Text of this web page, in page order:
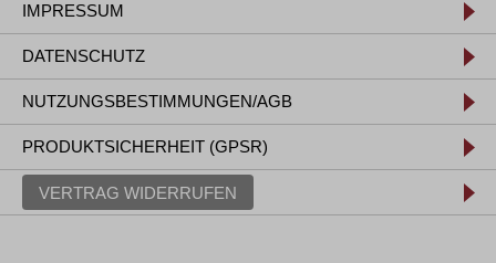
IMPRESSUM
DATENSCHUTZ
NUTZUNGSBESTIMMUNGEN/AGB
PRODUKTSICHERHEIT (GPSR)
VERTRAG WIDERRUFEN